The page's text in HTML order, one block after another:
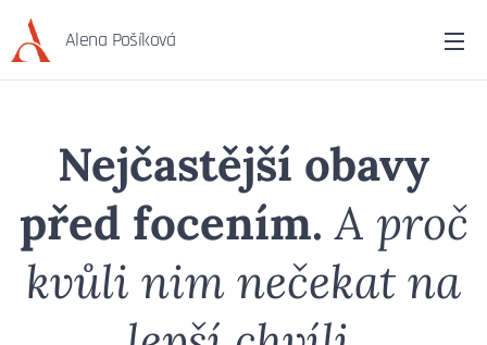
Alena Pošíková
Nejčastější obavy
před focením. A proč
kvůli nim nečekat na